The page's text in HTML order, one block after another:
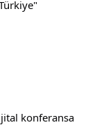
konferansa